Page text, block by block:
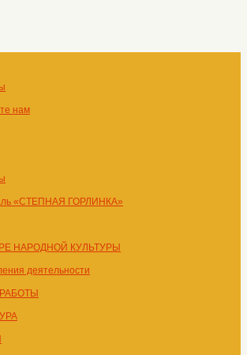
нам
«СТЕПНАЯ ГОРЛИНКА»
НАРОДНОЙ КУЛЬТУРЫ
деятельности